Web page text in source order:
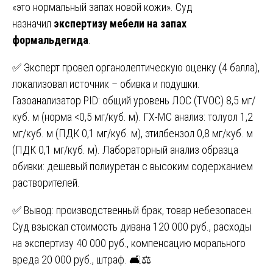
«это нормальный запах новой кожи». Суд
назначил экспертизу мебели на запах
формальдегида.
✅ Эксперт провел органолептическую оценку (4 балла),
локализовал источник – обивка и подушки.
Газоанализатор PID: общий уровень ЛОС (TVOC) 8,5 мг/
куб. м (норма <0,5 мг/куб. м). ГХ-МС анализ: толуол 1,2
мг/куб. м (ПДК 0,1 мг/куб. м), этилбензол 0,8 мг/куб. м
(ПДК 0,1 мг/куб. м). Лабораторный анализ образца
обивки: дешевый полиуретан с высоким содержанием
растворителей.
✅ Вывод: производственный брак, товар небезопасен.
Суд взыскал стоимость дивана 120 000 руб., расходы
на экспертизу 40 000 руб., компенсацию морального
вреда 20 000 руб., штраф. 🛋️⚖️